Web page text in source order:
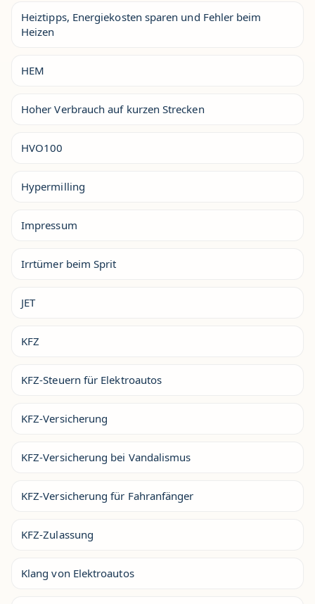
Heiztipps, Energiekosten sparen und Fehler beim
Heizen
HEM
Hoher Verbrauch auf kurzen Strecken
HVO100
Hypermilling
Impressum
Irrtümer beim Sprit
JET
KFZ
KFZ-Steuern für Elektroautos
KFZ-Versicherung
KFZ-Versicherung bei Vandalismus
KFZ-Versicherung für Fahranfänger
KFZ-Zulassung
Klang von Elektroautos